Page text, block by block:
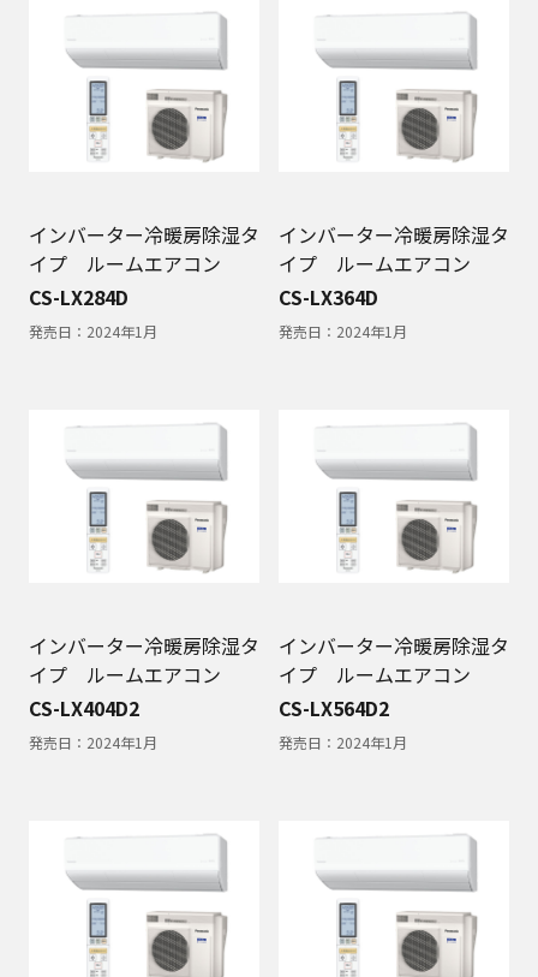
インバーター冷暖房除湿タ
イプ ルームエアコン
CS-LX284D
発売日： 2024年1月
インバーター冷暖房除湿タ
イプ ルームエアコン
CS-LX364D
発売日： 2024年1月
インバーター冷暖房除湿タ
イプ ルームエアコン
CS-LX404D2
発売日： 2024年1月
インバーター冷暖房除湿タ
イプ ルームエアコン
CS-LX564D2
発売日： 2024年1月